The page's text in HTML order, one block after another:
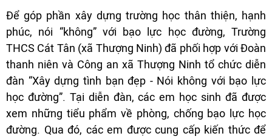
Để góp phần xây dựng trường học thân thiện, hạnh
phúc, nói “không” với bạo lực học đường, Trường
THCS Cát Tân (xã Thượng Ninh) đã phối hợp với Đoàn
thanh niên và Công an xã Thượng Ninh tổ chức diễn
đàn “Xây dựng tình bạn đẹp - Nói không với bạo lực
học đường”. Tại diễn đàn, các em học sinh đã được
xem những tiểu phẩm về phòng, chống bạo lực học
đường. Qua đó, các em được cung cấp kiến thức để